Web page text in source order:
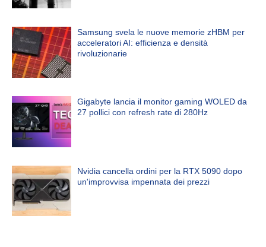
Samsung svela le nuove memorie zHBM per
acceleratori AI: efficienza e densità
rivoluzionarie
Gigabyte lancia il monitor gaming WOLED da
27 pollici con refresh rate di 280Hz
Nvidia cancella ordini per la RTX 5090 dopo
un'improvvisa impennata dei prezzi